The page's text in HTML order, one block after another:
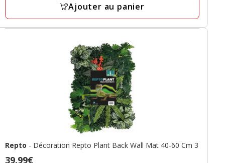
prix
final
Ajouter au panier
Repto - Décoration Repto Plant Back Wall Mat 40-60 Cm 3
Prix
39.99€